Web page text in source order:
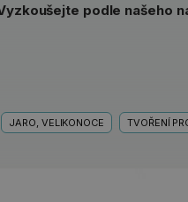
podle našeho
JARO, VELIKONOCE TVOŘENÍ